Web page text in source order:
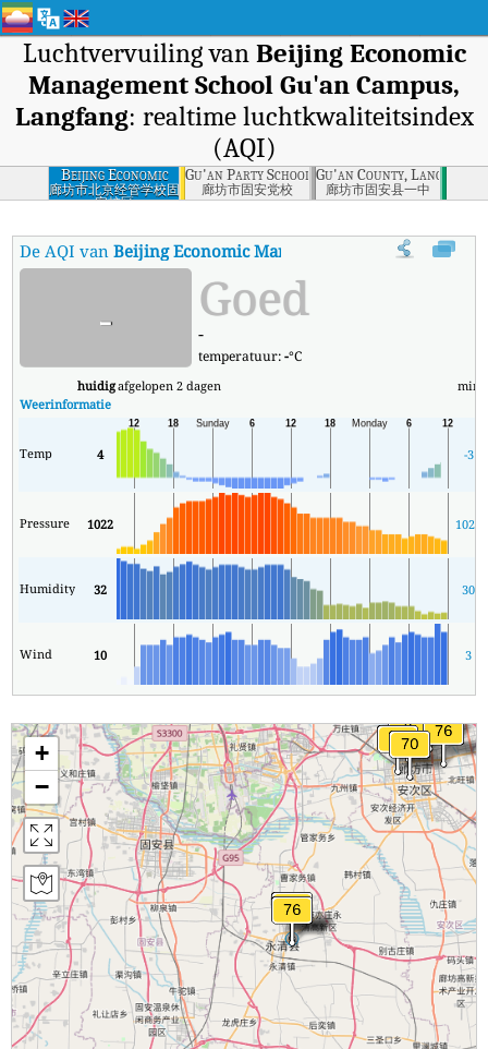
Luchtvervuiling van Beijing Economic
Management School Gu'an Campus,
Langfang: realtime luchtkwaliteitsindex
(AQI)
Beijing Economic
Management
School Gu'an
廊坊市北京经管学校固
安校区
Gu'an Party School, Langfang
廊坊市固安党校
Gu'an County, Langfang
廊坊市固安县一中
De AQI vanBeijing Economic Management School Gu'an
- Goed
-
temperatuur:-°C
huidigafgelopen 2 dagen min
Weerinformatie
Temp 4 -3
Pressure 1022 1020
Humidity 32 30
Wind 10 3
+
−